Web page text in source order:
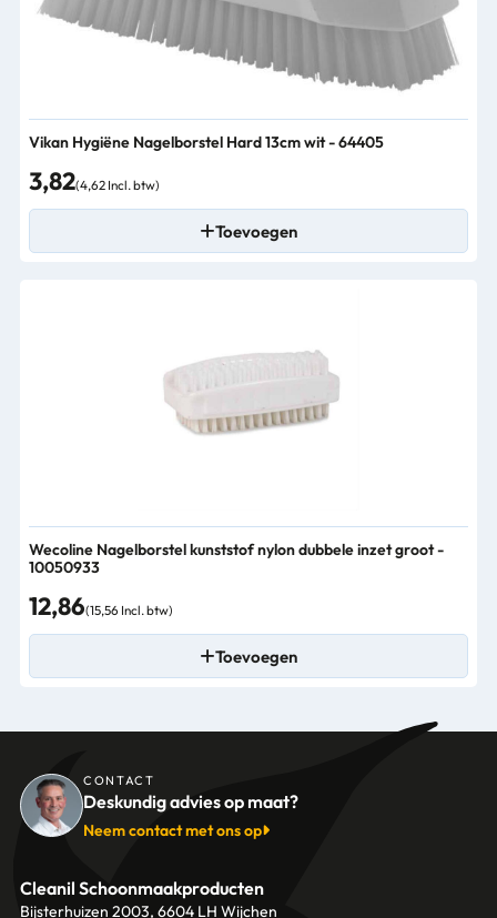
Vikan Hygiëne Nagelborstel Hard 13cm wit - 64405
3,82(4,62 Incl. btw)
Toevoegen
Wecoline Nagelborstel kunststof nylon dubbele inzet groot -
10050933
12,86(15,56 Incl. btw)
Toevoegen
CONTACT
Deskundig advies op maat?
Neem contact met ons op
Cleanil Schoonmaakproducten
Bijsterhuizen 2003, 6604 LH Wijchen